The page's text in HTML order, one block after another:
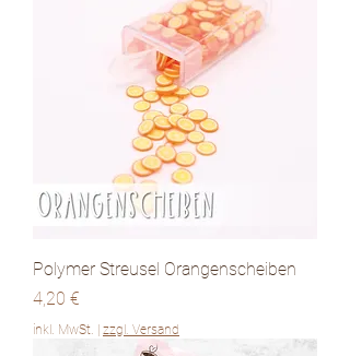
Polymer Streusel Orangenscheiben
Preis
4,20 €
inkl. MwSt. | zzgl. Versand